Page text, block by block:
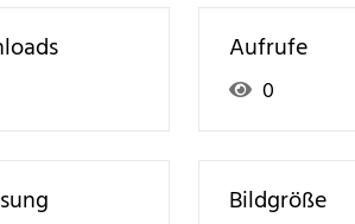
Aufrufe
0
Bildgröße